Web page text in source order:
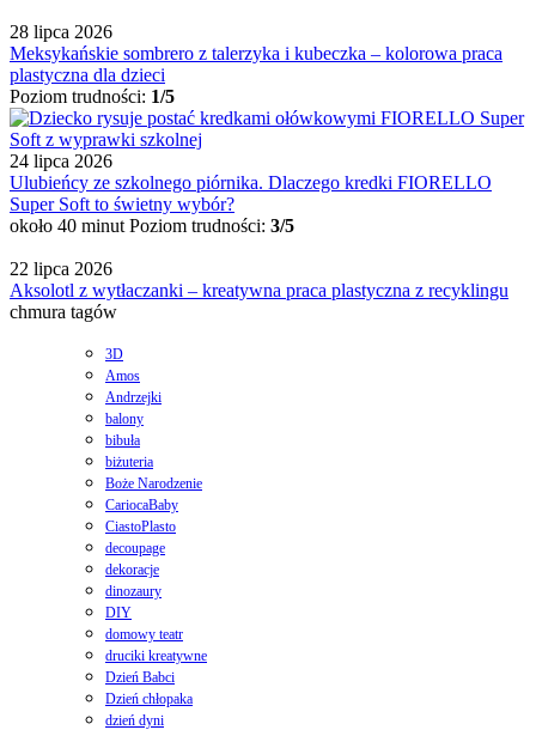
28 lipca 2026
Meksykańskie sombrero z talerzyka i kubeczka – kolorowa praca
plastyczna dla dzieci
Poziom trudności: 1/5
24 lipca 2026
Ulubieńcy ze szkolnego piórnika. Dlaczego kredki FIORELLO
Super Soft to świetny wybór?
około 40 minut Poziom trudności: 3/5
22 lipca 2026
Aksolotl z wytłaczanki – kreatywna praca plastyczna z recyklingu
chmura tagów
3D
Amos
Andrzejki
balony
bibuła
biżuteria
Boże Narodzenie
CariocaBaby
CiastoPlasto
decoupage
dekoracje
dinozaury
DIY
domowy teatr
druciki kreatywne
Dzień Babci
Dzień chłopaka
dzień dyni